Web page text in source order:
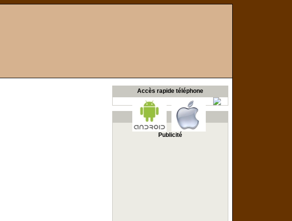
Accès rapide téléphone
Publicité